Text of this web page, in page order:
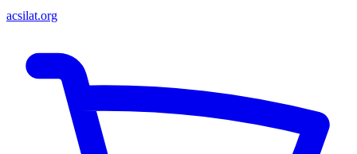
acsilat.org